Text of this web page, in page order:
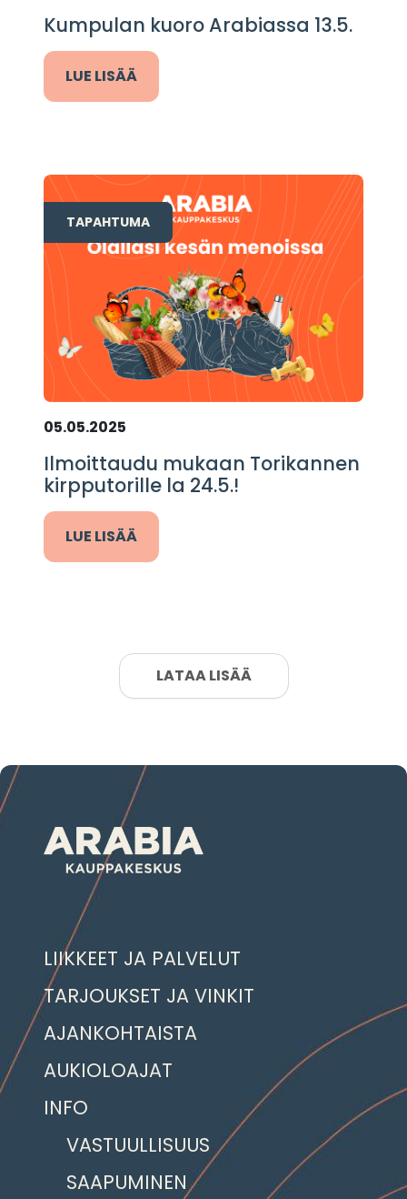
Kumpulan kuoro Arabiassa 13.5.
LUE LISÄÄ
TAPAHTUMA
05.05.2025
Ilmoittaudu mukaan Torikannen
kirpputorille la 24.5.!
LUE LISÄÄ
LATAA LISÄÄ
LIIKKEET JA PALVELUT
TARJOUKSET JA VINKIT
AJANKOHTAISTA
AUKIOLOAJAT
INFO
VASTUULLISUUS
SAAPUMINEN